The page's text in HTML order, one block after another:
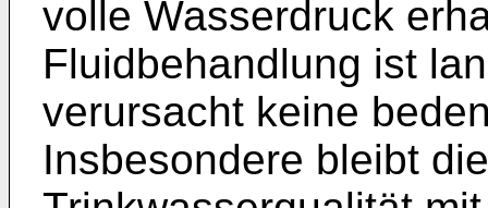
volle Wasserdruck
Fluidbehandlung ist
verursacht keine
Insbesondere bleibt